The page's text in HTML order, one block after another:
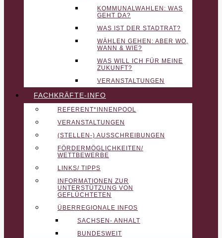
KOMMUNALWAHLEN: WAS
GEHT DA?
WAS IST DER STADTRAT?
WÄHLEN GEHEN: ABER WO,
WANN & WIE?
WAS WILL ICH FÜR MEINE
ZUKUNFT?
VERANSTALTUNGEN
FACHKRÄFTE-INFO
REFERENT*INNENPOOL
VERANSTALTUNGEN
(STELLEN-) AUSSCHREIBUNGEN
FÖRDERMÖGLICHKEITEN/
WETTBEWERBE
LINKS/ TIPPS
INFORMATIONEN ZUR
UNTERSTÜTZUNG VON
GEFLÜCHTETEN
ÜBERREGIONALE INFOS
SACHSEN- ANHALT
BUNDESWEIT